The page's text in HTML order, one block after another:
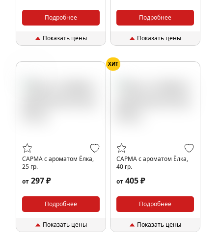
Подробнее
Показать цены
Подробнее
Показать цены
САРМА с ароматом Ёлка,
25 гр.
от 297 ₽
Подробнее
Показать цены
ХИТ
САРМА с ароматом Ёлка,
40 гр.
от 405 ₽
Подробнее
Показать цены